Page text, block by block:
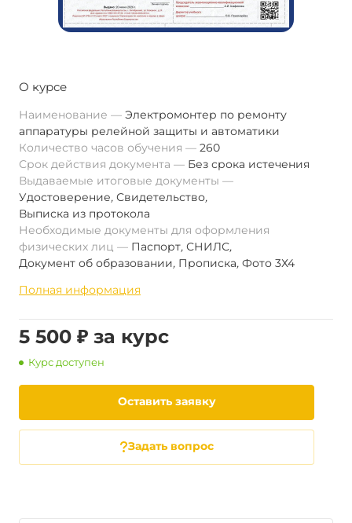
О курсе
Наименование
Электромонтер по ремонту
аппаратуры релейной защиты и автоматики
Количество часов обучения
260
Срок действия документа
Без срока истечения
Выдаваемые итоговые документы
Удостоверение, Свидетельство,
Выписка из протокола
Необходимые документы для оформления
физических лиц
Паспорт, СНИЛС,
Документ об образовании, Прописка, Фото 3Х4
Полная информация
5 500 ₽ за курс
Курс доступен
Оставить заявку
Задать вопрос